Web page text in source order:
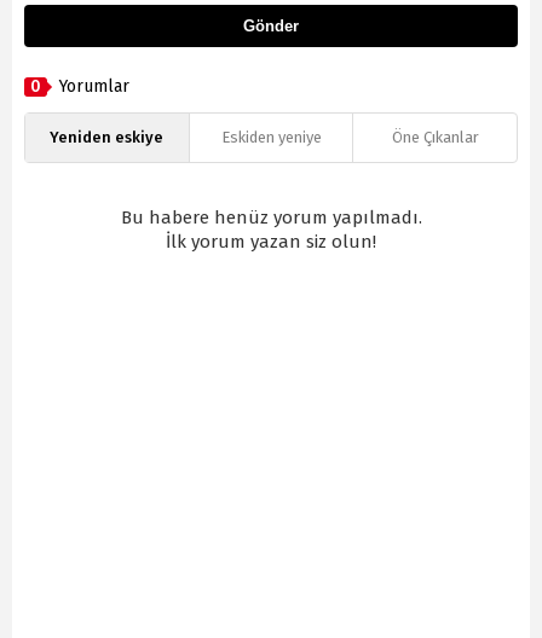
Gönder
0 Yorumlar
Yeniden eskiye Eskiden yeniye Öne Çıkanlar
Bu habere henüz yorum yapılmadı.
İlk yorum yazan siz olun!